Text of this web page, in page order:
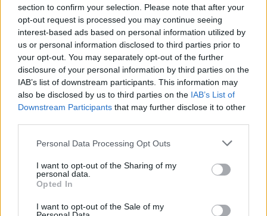
section to confirm your selection. Please note that after your
opt-out request is processed you may continue seeing
interest-based ads based on personal information utilized by
us or personal information disclosed to third parties prior to
your opt-out. You may separately opt-out of the further
disclosure of your personal information by third parties on the
IAB’s list of downstream participants. This information may
also be disclosed by us to third parties on the IAB’s List of
Downstream Participants that may further disclose it to other
Please note that this website/app uses one or more Google
not limited to your visit or usage behaviour. You may click to
grant or deny consent to Google and its third-party tags to
use your data for below specified purposes in below Google
consent section.
Personal Data Processing Opt Outs
I want to opt-out of the Sharing of my
personal data.
Opted In
I want to opt-out of the Sale of my
Dr. Truzsi Alexandra - május 9, 2026
Az autonómia fontossága egy kapcsolatban
Dr. Truzsi Alexandra